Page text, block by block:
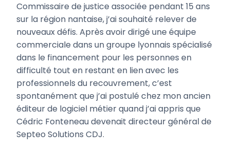
Commissaire de justice associée pendant 15 ans
sur la région nantaise, j’ai souhaité relever de
nouveaux défis. Après avoir dirigé une équipe
commerciale dans un groupe lyonnais spécialisé
dans le financement pour les personnes en
difficulté tout en restant en lien avec les
professionnels du recouvrement, c’est
spontanément que j’ai postulé chez mon ancien
éditeur de logiciel métier quand j’ai appris que
Cédric Fonteneau devenait directeur général de
Septeo Solutions CDJ.